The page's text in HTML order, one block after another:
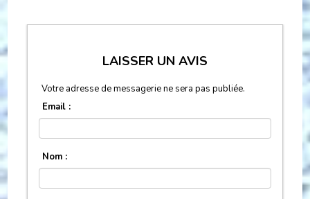
LAISSER UN AVIS
Votre adresse de messagerie ne sera pas publiée.
Email :
Nom :